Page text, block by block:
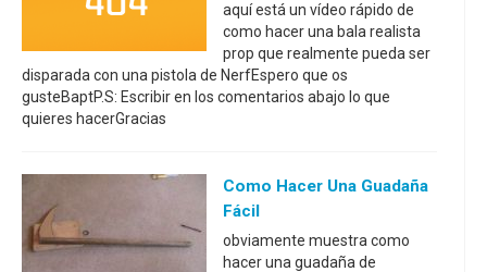
aquí está un vídeo rápido de
como hacer una bala realista
prop que realmente pueda ser
disparada con una pistola de NerfEspero que os
gusteBaptP.S: Escribir en los comentarios abajo lo que
quieres hacerGracias
Como Hacer Una Guadaña
Fácil
obviamente muestra como
hacer una guadaña de